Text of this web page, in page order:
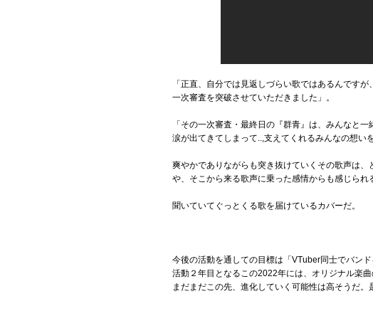
「正直、自分では見返しづらい歌ではあるんです
一次審査を突破させていただきました」。
「その一次審査・最終日の『群青』は、みんなと
涙が出てきてしまって..,支えてくれるみんなの想い
爽やかでありながらも突き抜けていくその歌声は
や、そこから来る歌声に乗った感情からも感じられ
聞いていてぐっとくる歌を届けているカバーだ。
今後の活動を通しての目標は「VTuber同士でバン
活動２年目となるこの2022年には、オリジナル楽
まだまだこの先、進化していく可能性は高そうだ。